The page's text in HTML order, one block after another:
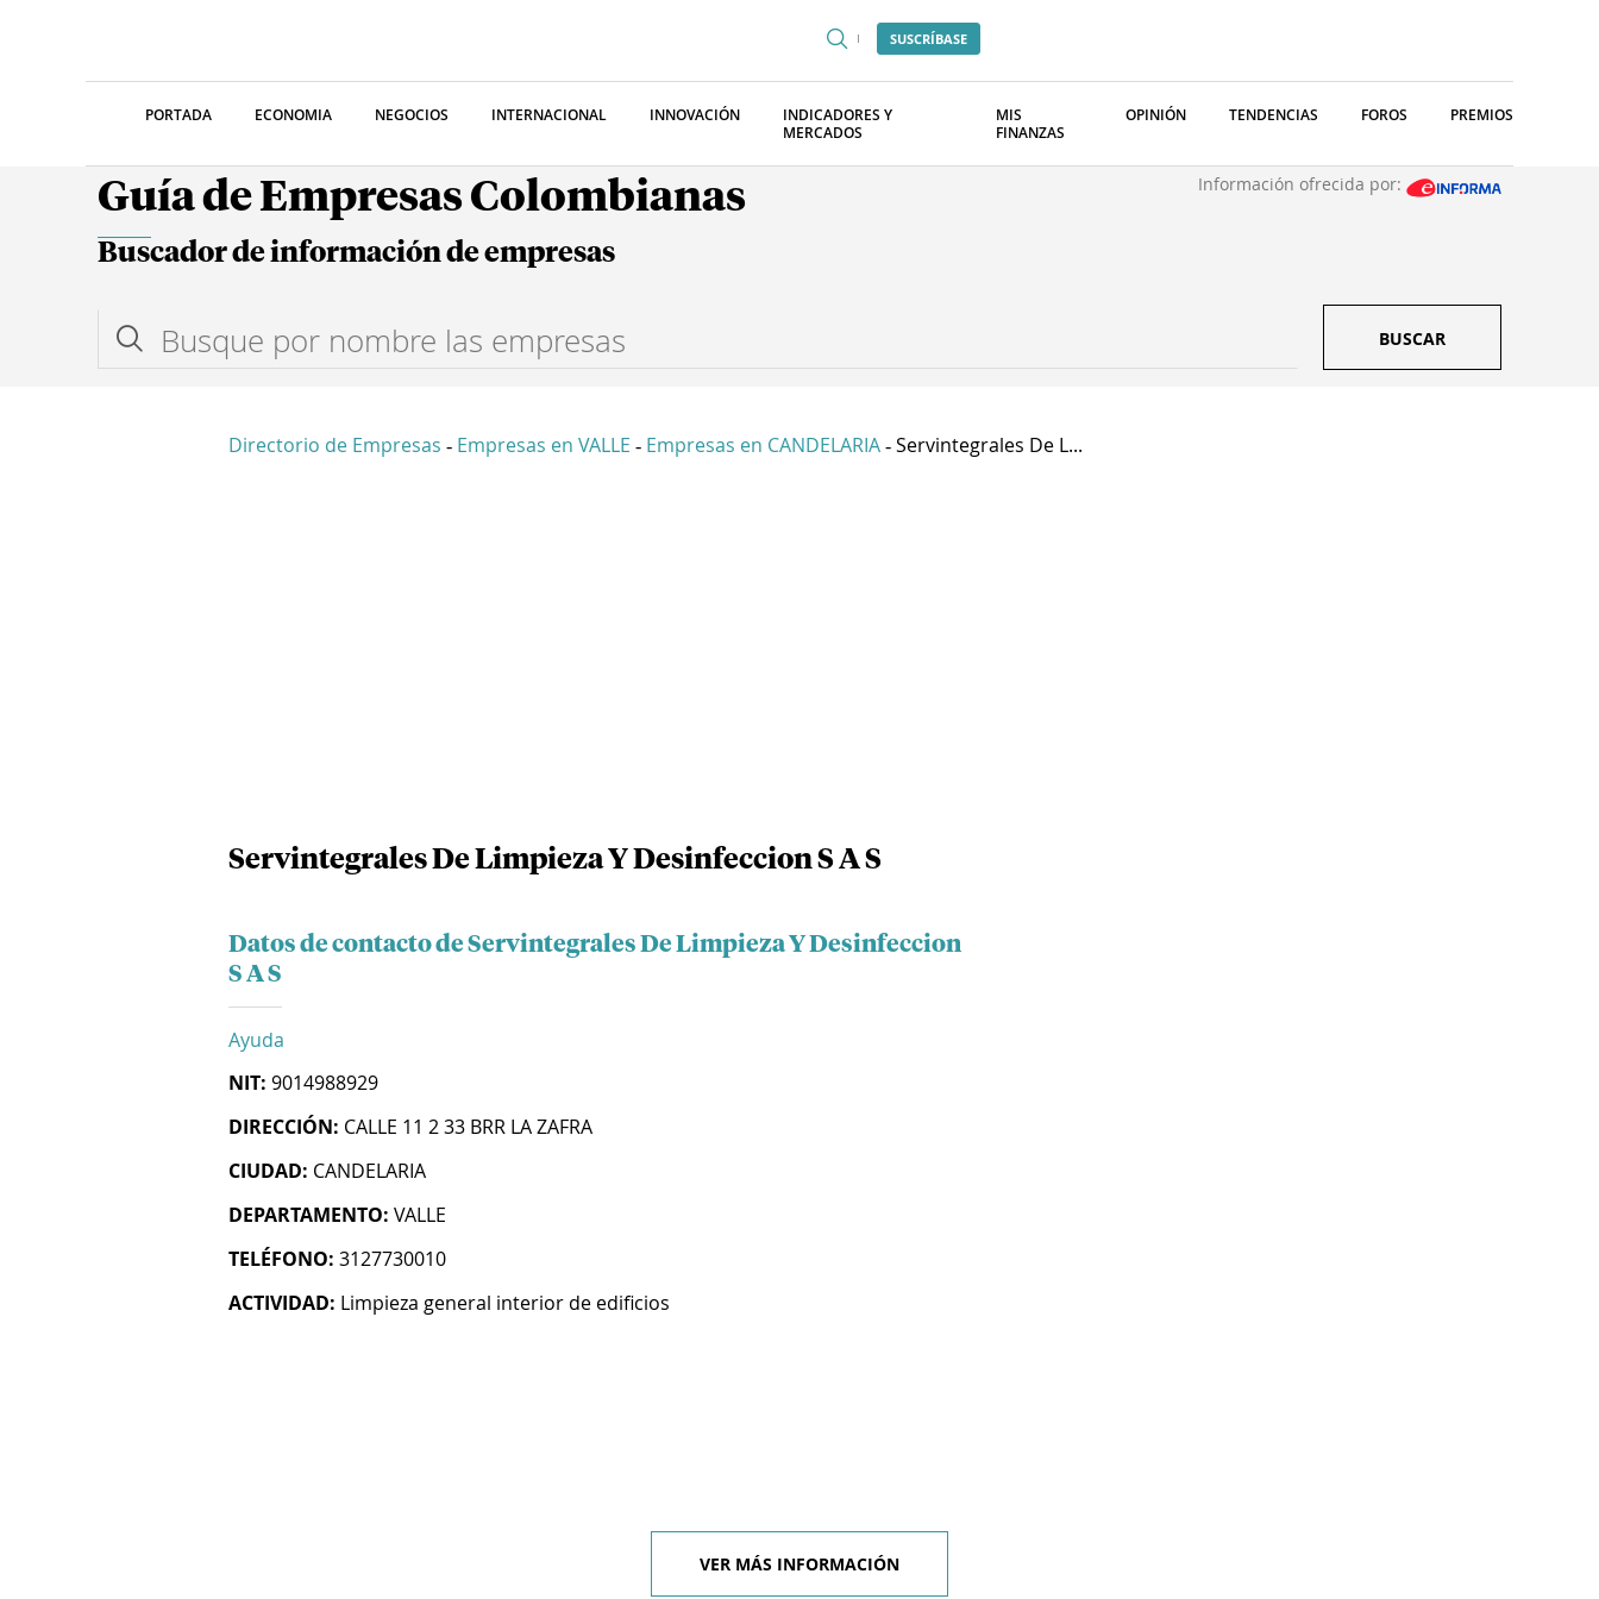
SUSCRÍBASE
PORTADA ECONOMIA NEGOCIOS INTERNACIONAL INNOVACIÓN
INDICADORES Y
MERCADOS
MIS
FINANZAS
OPINIÓN TENDENCIAS FOROS PREMIOS
Guía de Empresas Colombianas Información ofrecida por:
Buscador de información de empresas
BUSCAR
Directorio de Empresas - Empresas en VALLE - Empresas en CANDELARIA - Servintegrales De L...
Servintegrales De Limpieza Y Desinfeccion S A S
Datos de contacto de Servintegrales De Limpieza Y Desinfeccion
S A S
Ayuda
NIT: 9014988929
DIRECCIÓN: CALLE 11 2 33 BRR LA ZAFRA
CIUDAD: CANDELARIA
DEPARTAMENTO: VALLE
TELÉFONO: 3127730010
ACTIVIDAD: Limpieza general interior de edificios
VER MÁS INFORMACIÓN